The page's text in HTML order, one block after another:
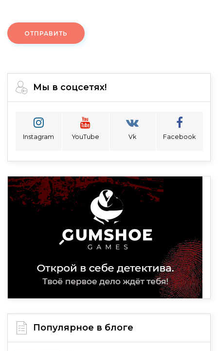
ОТПРАВИТЬ
Мы в соцсетях!
Instagram YouTube Vk Facebook
Популярное в блоге